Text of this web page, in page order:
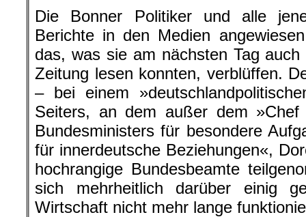
Die Bonner Politiker und alle
Berichte in den Medien
das, was sie am nächsten Tag
Zeitung lesen konnten, verblüffen.
– bei einem
Seiters, an dem außer dem »Chef
Bundesministers für besondere
für innerdeutsche Beziehungen«,
hochrangige Bundesbeamte
sich mehrheitlich darüber einig
Wirtschaft nicht mehr lange